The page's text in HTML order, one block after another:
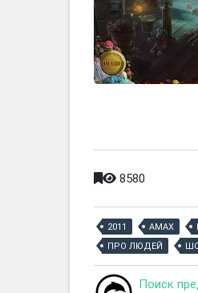
8580
2011 AMAX
ПРО ЛЮДЕЙ
Поиск